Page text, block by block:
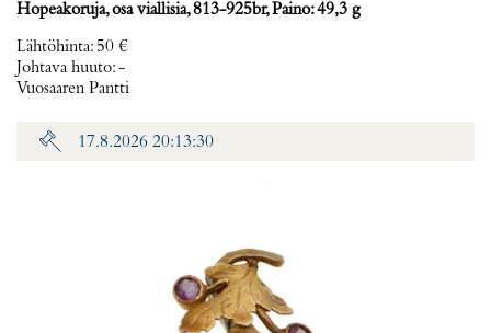
Hopeakoruja, osa viallisia, 813-925br, Paino: 49,3 g
Lähtöhinta: 50 €
Johtava huuto:-
Vuosaaren Pantti
17.8.2026 20:13:30